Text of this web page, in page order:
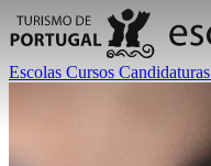
Escolas Cursos Candidaturas